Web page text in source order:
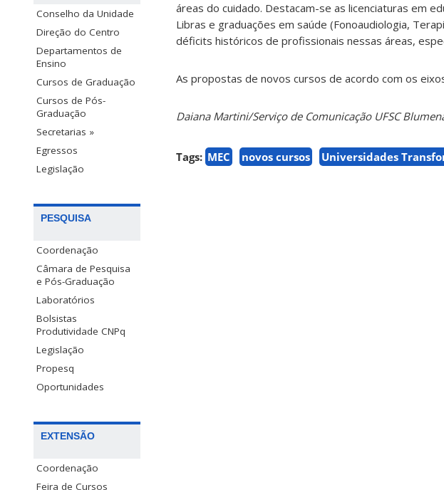
Conselho da Unidade
Direção do Centro
Departamentos de
Ensino
Cursos de Graduação
Cursos de Pós-
Graduação
Secretarias »
Egressos
Legislação
PESQUISA
Coordenação
Câmara de Pesquisa
e Pós-Graduação
Laboratórios
Bolsistas
Produtividade CNPq
Legislação
Propesq
Oportunidades
EXTENSÃO
Coordenação
Feira de Cursos
áreas do cuidado. Destacam-se as licenciaturas em
Libras e graduações em saúde (Fonoaudiologia,
déficits históricos de profissionais nessas áreas,
As propostas de novos cursos de acordo com os
Daiana Martini/Serviço de Comunicação UFSC
Tags: MEC novos cursos Universidades